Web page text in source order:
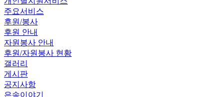
주요서비스
후원/봉사
후원 안내
자원봉사 안내
후원/자원봉사 현황
갤러리
게시판
공지사항
은송이야기